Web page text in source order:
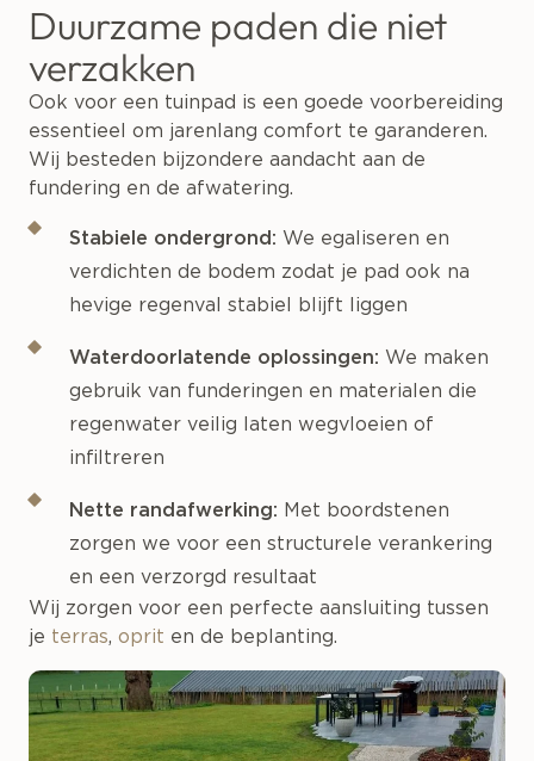
Duurzame paden die niet
verzakken
Ook voor een tuinpad is een goede voorbereiding
essentieel om jarenlang comfort te garanderen.
Wij besteden bijzondere aandacht aan de
fundering en de afwatering.
Stabiele ondergrond: We egaliseren en
verdichten de bodem zodat je pad ook na
hevige regenval stabiel blijft liggen
Waterdoorlatende oplossingen: We maken
gebruik van funderingen en materialen die
regenwater veilig laten wegvloeien of
infiltreren
Nette randafwerking: Met boordstenen
zorgen we voor een structurele verankering
en een verzorgd resultaat
Wij zorgen voor een perfecte aansluiting tussen
je terras, oprit en de beplanting.